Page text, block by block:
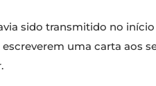
sido transmitido no início
uma carta aos